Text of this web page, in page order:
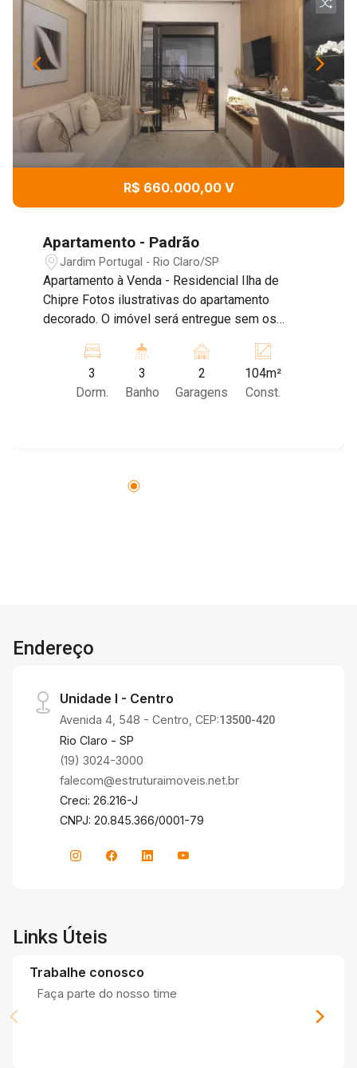
R$ 660.000,00 V
Apartamento - Padrão
Jardim Portugal - Rio Claro/SP
Apartamento à Venda - Residencial Ilha de
Chipre Fotos ilustrativas do apartamento
decorado. O imóvel será entregue sem os
fechada com vidro e preparação para ar-
condicionado. Um diferencial que garante mais
conforto e praticidade para o dia a dia. Uma
Residencial Ilha de Chipre foi projetado para
pôr do sol no Morro do Canta-Galo. Entrega
prevista para outubro/2025. (PLANTA TIPO 2 - 3
Condomínio completo com SPA, academia,
piscina, churrasqueira, espaço kids, salão de
festas, coworking, cinema, salão de jogos e
rooftop.
3
Dorm.
3
Banho
2
Garagens
104m²
Const.
Endereço
Unidade I - Centro
Avenida 4, 548 - Centro, CEP:13500-420
Rio Claro - SP
(19) 3024-3000
falecom@estruturaimoveis.net.br
Creci: 26.216-J
CNPJ: 20.845.366/0001-79
Links Úteis
Trabalhe conosco
Faça parte do nosso time